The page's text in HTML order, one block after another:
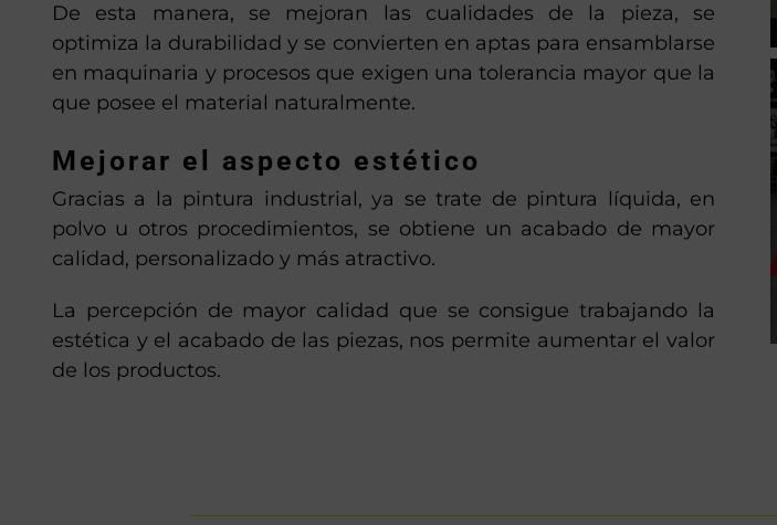
De esta manera, se mejoran las cualidades de la pieza, se
optimiza la durabilidad y se convierten en aptas para ensamblarse
en maquinaria y procesos que exigen una tolerancia mayor que la
que posee el material naturalmente.
Mejorar el aspecto estético
Gracias a la pintura industrial, ya se trate de pintura líquida, en
polvo u otros procedimientos, se obtiene un acabado de mayor
calidad, personalizado y más atractivo.
La percepción de mayor calidad que se consigue trabajando la
estética y el acabado de las piezas, nos permite aumentar el valor
de los productos.